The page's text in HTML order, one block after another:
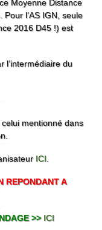
Moyenne Distance
l’AS IGN, seule
2016 D45 !) est
l’intermédiaire du
mentionné dans
ICI
REPONDANT A
>> ICI